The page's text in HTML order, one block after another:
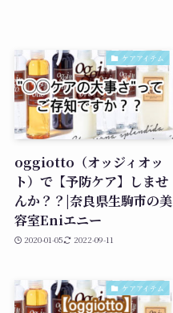
ケアアイテム
oggiotto（オッジィオッ
ト）で【予防ケア】しませ
んか？？|奈良県生駒市の美
容室Eniエニー
2020-01-05 2022-09-11
ケアアイテム